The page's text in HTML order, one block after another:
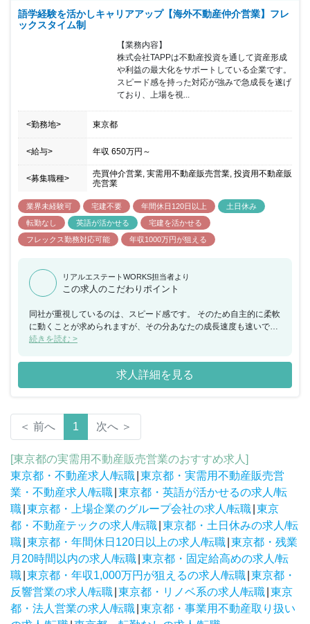
語学経験を活かしキャリアアップ【海外不動産仲介営業】フレ
ックスタイム制
【業務内容】
株式会社TAPPは不動産投資を通して資産形成
や利益の最大化をサポートしている企業です。
スピード感を持った対応が強みで急成長を遂げ
ており、上場を視...
<勤務地> 東京都
<給与> 年収 650万円 ～
<募集職種>
売買仲介営業, 実需用不動産販売営業, 投資用不動産販
売営業
業界未経験可 宅建不要 年間休日120日以上
土日休み
転勤なし
英語が活かせる
宅建を活かせる
フレックス勤務対応可能
年収1000万円が狙える
リアルエステートWORKS担当者より
この求人のこだわりポイント
同社が重視しているのは、スピード感です。 そのため自主的に柔軟
に動くことが求められますが、その分あなたの成長速度も速いでし
ょう。 頑張った分はインセンティブとして給与で返ってきますので
されたメンバーもいるなど、正当な評価も魅力です。
続きを読む >
求人詳細を見る
＜ 前へ 1 次へ ＞
[東京都の実需用不動産販売営業のおすすめ求人]
東京都・不動産求人/転職 東京都・実需用不動産販売営
業・不動産求人/転職 東京都・英語が活かせるの求人/転
職 東京都・上場企業のグループ会社の求人/転職 東京
都・不動産テックの求人/転職 東京都・土日休みの求人/転
職 東京都・年間休日120日以上の求人/転職 東京都・残業
月20時間以内の求人/転職 東京都・固定給高めの求人/転
職 東京都・年収1,000万円が狙えるの求人/転職 東京都・
反響営業の求人/転職 東京都・リノベ系の求人/転職 東京
都・法人営業の求人/転職 東京都・事業用不動産取り扱い